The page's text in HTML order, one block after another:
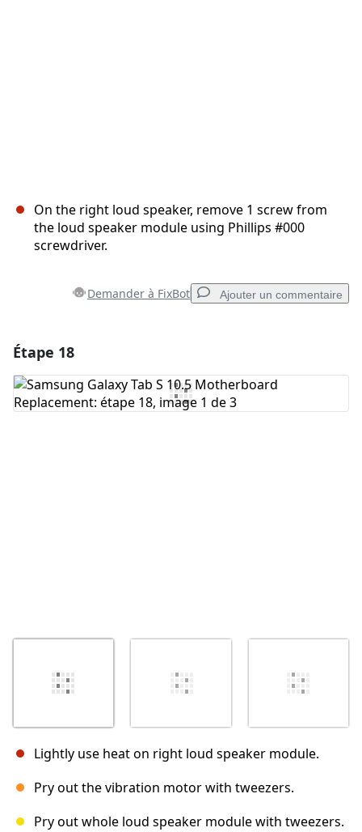
On the right loud speaker, remove 1 screw from
the loud speaker module using Phillips #000
screwdriver.
Demander à FixBot Ajouter un commentaire
Ajouter un commentaire
Étape 18
Lightly use heat on right loud speaker module.
Pry out the vibration motor with tweezers.
Pry out whole loud speaker module with tweezers.